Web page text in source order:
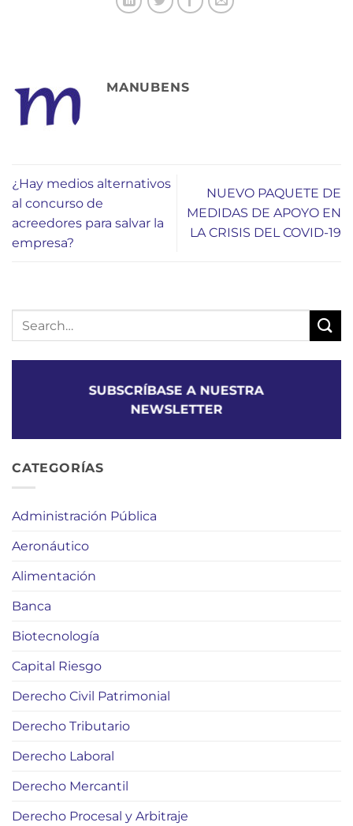
MANUBENS
¿Hay medios alternativos
al concurso de
acreedores para salvar la
empresa?
NUEVO PAQUETE DE
MEDIDAS DE APOYO EN
LA CRISIS DEL COVID-19
SUBSCRÍBASE A NUESTRA
NEWSLETTER
CATEGORÍAS
Administración Pública
Aeronáutico
Alimentación
Banca
Biotecnología
Capital Riesgo
Derecho Civil Patrimonial
Derecho Tributario
Derecho Laboral
Derecho Mercantil
Derecho Procesal y Arbitraje